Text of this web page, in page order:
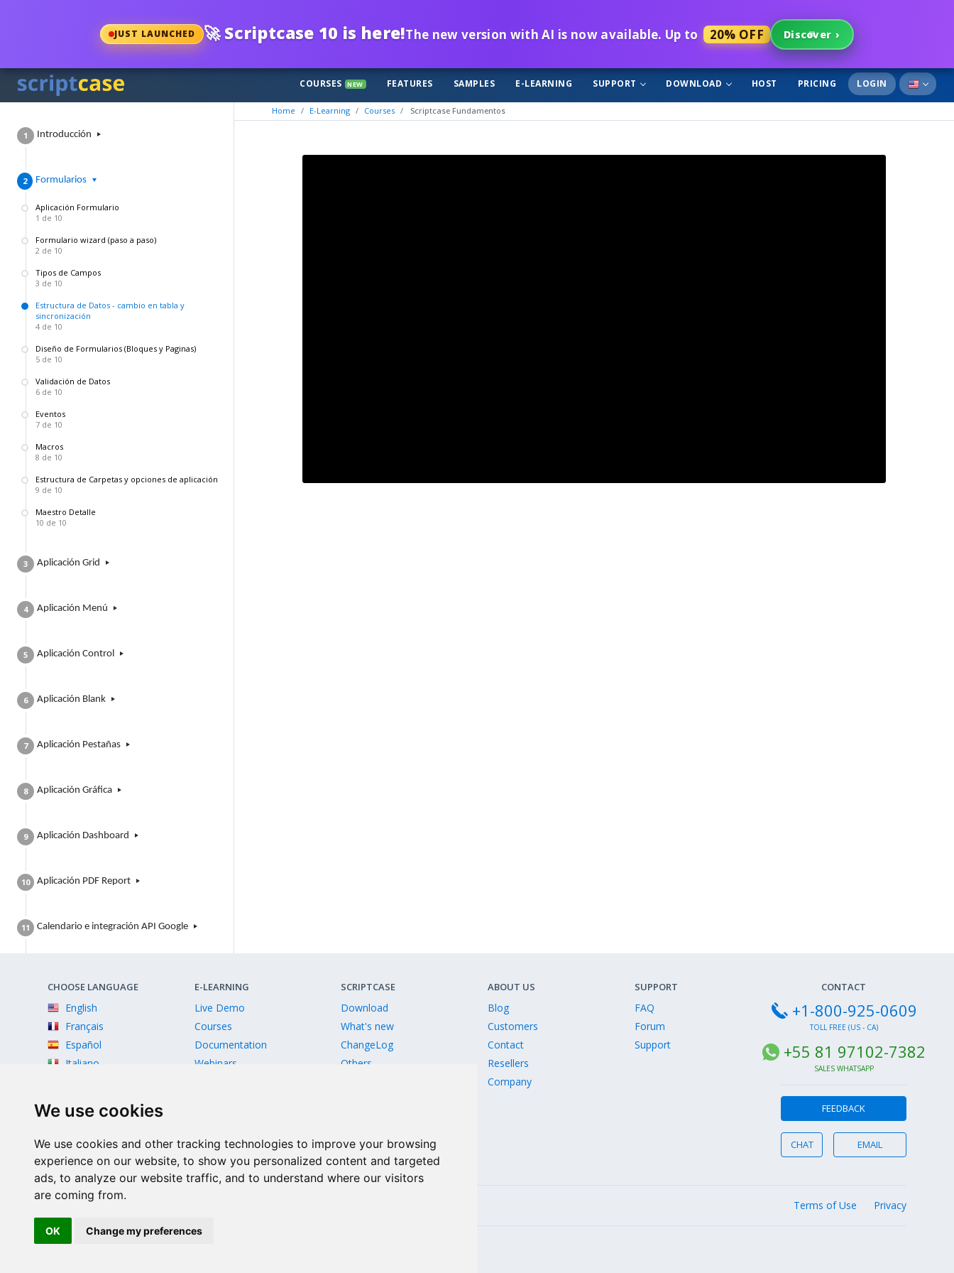
We use cookies
We use cookies and other tracking technologies to improve your browsing
experience on our website, to show you personalized content and targeted
ads, to analyze our website traffic, and to understand where our visitors
are coming from.
OK Change my preferences
JUST LAUNCHED 🚀Scriptcase 10 is here!The new version with AI is now available. Up to 20% OFF Discover ›
COURSES NEW FEATURES SAMPLES E-LEARNING SUPPORT DOWNLOAD HOST PRICING LOGIN
1 Introducción
2 F​ormularios
Aplicación Formulario
1 de 10
Formulario wizard (paso a paso)
2 de 10
Tipos de Campos
3 de 10
Estructura de Datos - cambio en tabla y
sincronización
4 de 10
Diseño de Formularios (Bloques y Paginas)
5 de 10
Validación de Datos
6 de 10
Eventos
7 de 10
Macros
8 de 10
Estructura de Carpetas y opciones de aplicación
9 de 10
Maestro Detalle
10 de 10
3 Aplicación ​G​rid
4 Aplicación Menú
5 Aplicación Control
6 Aplicación Blank
7 Aplicación Pestañas
8 Aplicación Gráfica
9 Aplicación Dashboard
10 Aplicación PDF Report
11 Calendario e integración API Google
Home E-Learning Courses Scriptcase Fundamentos
CHOOSE LANGUAGE
English
Français
Español
Italiano
E-LEARNING
Live Demo
Courses
Documentation
Webinars
SCRIPTCASE
Download
What's new
ChangeLog
Others
ABOUT US
Blog
Customers
Contact
Resellers
Company
SUPPORT
FAQ
Forum
Support
CONTACT
+1-800-925-0609
TOLL FREE (US - CA)
+55 81 97102-7382
SALES WHATSAPP
FEEDBACK
CHAT EMAIL
Facebook Terms of Use Privacy
© 2026 Scriptcase CORP